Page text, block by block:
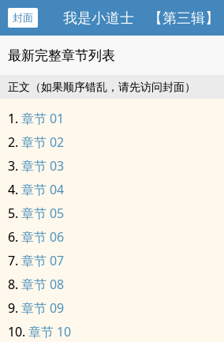
封面 我是小道士 【第三辑
最新完整章节列表
正文（如果顺序错乱，请先访问封面）
章节 01
章节 02
章节 03
章节 04
章节 05
章节 06
章节 07
章节 08
章节 09
章节 10